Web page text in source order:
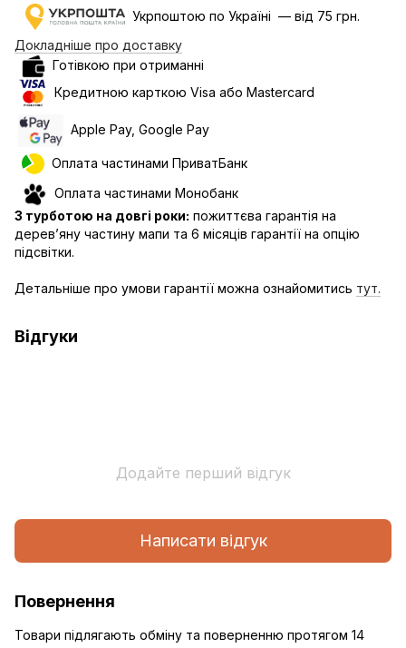
Укрпоштою по Україні — від 75 грн.
Докладніше про доставку
Готівкою при отриманні
Кредитною карткою Visa або Mastercard
Apple Pay, Google Pay
Оплата частинами ПриватБанк
Оплата частинами Монобанк
З турботою на довгі роки: пожиттєва гарантія на
дерев’яну частину мапи та 6 місяців гарантії на опцію
підсвітки.
Детальніше про умови гарантії можна ознайомитись тут.
Відгуки
Додайте перший відгук
Написати відгук
Повернення
Товари підлягають обміну та поверненню протягом 14